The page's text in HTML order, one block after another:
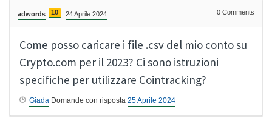
adwords 10 24 Aprile 2024 0 Comments
Come posso caricare i file .csv del mio conto su
Crypto.com per il 2023? Ci sono istruzioni
specifiche per utilizzare Cointracking?
Giada Domande con risposta 25 Aprile 2024